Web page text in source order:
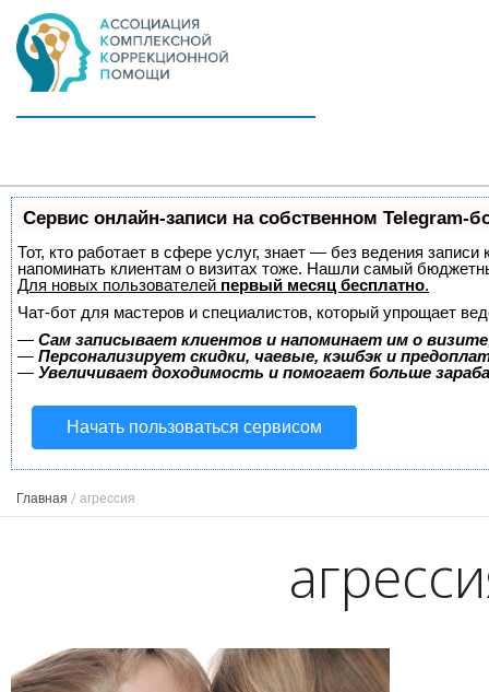
Сервис онлайн-записи на собственном Telegram-
Тот, кто работает в сфере услуг, знает — без ведения
напоминать клиентам о визитах тоже. Нашли самый
Для новых пользователей первый месяц бесплатно.
Чат-бот для мастеров и специалистов, который упрощает
— Сам записывает клиентов и напоминает им о
— Персонализирует скидки, чаевые, кэшбэк и
— Увеличивает доходимость и помогает больше
Начать пользоваться сервисом
Главная / агрессия